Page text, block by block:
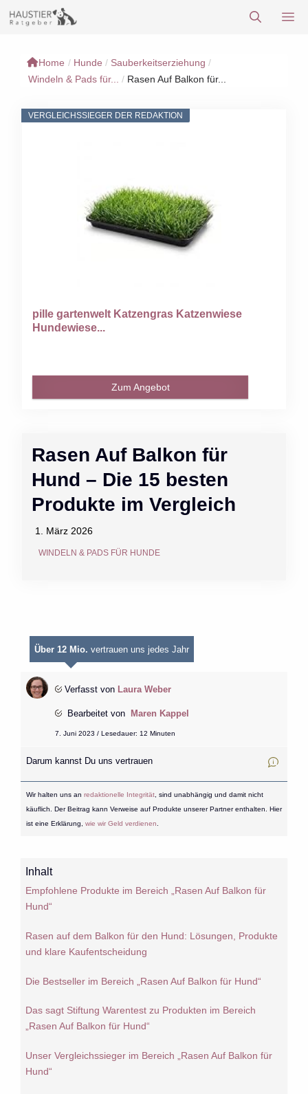
Inhalt
Home / Hunde / Sauberkeitserziehung /
Windeln & Pads für...
/ Rasen Auf Balkon für...
Rasen Auf Balkon für
Hund – Die 15 besten
Produkte im Vergleich
1. März 2026
WINDELN & PADS FÜR HUNDE
VERGLEICHSSIEGER DER REDAKTION
pille gartenwelt Katzengras Katzenwiese
Hundewiese...
Zum Angebot
Über 12 Mio. vertrauen uns jedes Jahr
Verfasst von Laura Weber
Bearbeitet von Maren Kappel
7. Juni 2023 / Lesedauer: 12 Minuten
Darum kannst Du uns vertrauen
Wir halten uns an redaktionelle Integrität, sind unabhängig und damit nicht
käuflich. Der Beitrag kann Verweise auf Produkte unserer Partner enthalten. Hier
ist eine Erklärung, wie wir Geld verdienen
Inhalt
Empfohlene Produkte im Bereich „Rasen Auf Balkon für
Hund“
Rasen auf dem Balkon für den Hund: Lösungen, Produkte
und klare Kaufentscheidung
Die Bestseller im Bereich „Rasen Auf Balkon für Hund“
Das sagt Stiftung Warentest zu Produkten im Bereich
„Rasen Auf Balkon für Hund“
Unser Vergleichssieger im Bereich „Rasen Auf Balkon für
Hund“